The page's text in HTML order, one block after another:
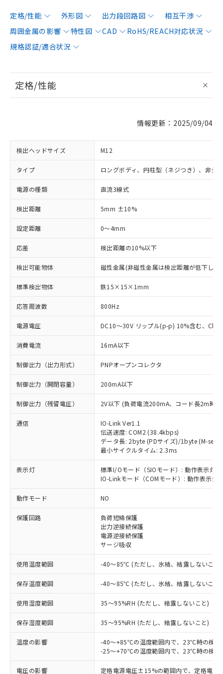
定格/性能 外形図 出力段回路図
相互干渉
周囲金属の影響
特性図 CAD
RoHS/REACH対応状況
規格認証/適合状況
定格/性能
情報更新：2025/09/04
検出ヘッドサイズ M12
タイプ ロングボディ、円柱型（ネジつき）、非シ
電源の種類 直流3線式
検出距離 5mm ±10%
設定距離 0～4mm
応差 検出距離の10%以下
検出可能物体 磁性金属(非磁性金属は検出距離が低下しま
標準検出物体 鉄15×15×1mm
応答周波数 800Hz
電源電圧 DC10～30V リップル(p-p) 10%含む、
消費電流 16mA以下
制御出力（出力形式） PNPオープンコレクタ
制御出力（開閉容量） 200mA以下
制御出力（残留電圧） 2V以下 (負荷電流200mA、コード長2m時)
通信
IO-Link Ver1.1
伝送速度: COM2 (38.4kbps)
データ長: 2byte (PDサイズ)/1byte (M-
最小サイクルタイム: 2.3ms
表示灯
標準I/Oモード（SIOモード）: 動作表示灯(
IO-Linkモード（COMモード）: 動作表示
動作モード NO
保護回路
負荷短絡保護
出力逆接続保護
電源逆接続保護
サージ吸収
使用温度範囲 -40～85℃ (ただし、氷結、結露しないこと)
保存温度範囲 -40～85℃ (ただし、氷結、結露しないこと)
使用湿度範囲 35～95%RH (ただし、結露しないこと)
保存湿度範囲 35～95%RH (ただし、結露しないこと)
温度の影響
-40～+85℃の温度範囲内で、23℃時の検
-25～+70℃の温度範囲内で、23℃時の検
電圧の影響 定格電源電圧±15%の範囲内で、定格電
ご利用条件
以下の条件をお読みいただき、同意のうえ
ご利用ください。
本サービスは、当社制御機器事業取扱
商品の当社在庫状況および標準価格
(税抜)を提供させていただくもので
当社制御機器事業取扱商品の中には、
本サービスの対象外となる商品もある
対応済み：EU RoHS指令（10物質）の
非含有に対応した製品が提供可能な商品で
対応予定：EU RoHS指令（10物質）の非含
有に対応した製品に切り替える予定のある
商品です。
対応予定なし：EU RoHS指令（10物質）の
非含有に非対応の商品で、対応品を出す予
調査・確認中：EU RoHS指令（10物質）の
非含有の対応状況を調査中または確認中の
商品です。
非該当品：ライセンス料など無形物で、有
害物質有無と関係のない商品です。
仕入先様の事情により、非含有部品として
いたものが、含有品と判明した場合などや
※1 中国RoHS○×表
「○」：最大均質材料含有率が中国RoHSの
基準値以下であることを示します。
「×」：最大均質材料含有率が中国RoHSの
基準値を超えていることを示します。